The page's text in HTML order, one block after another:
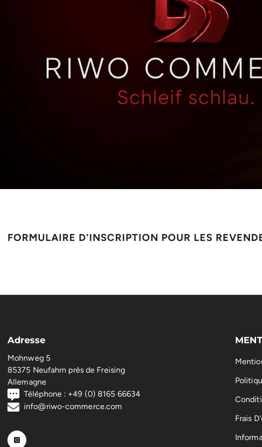
FORMULAIRE D'INSCRIPTION POUR LES
Adresse
Mohnweg 5
85375 Neufahrn près de Freising
Allemagne
Téléphone : +49 (0) 8165 66634
info@riwo-commerce.com
Frais